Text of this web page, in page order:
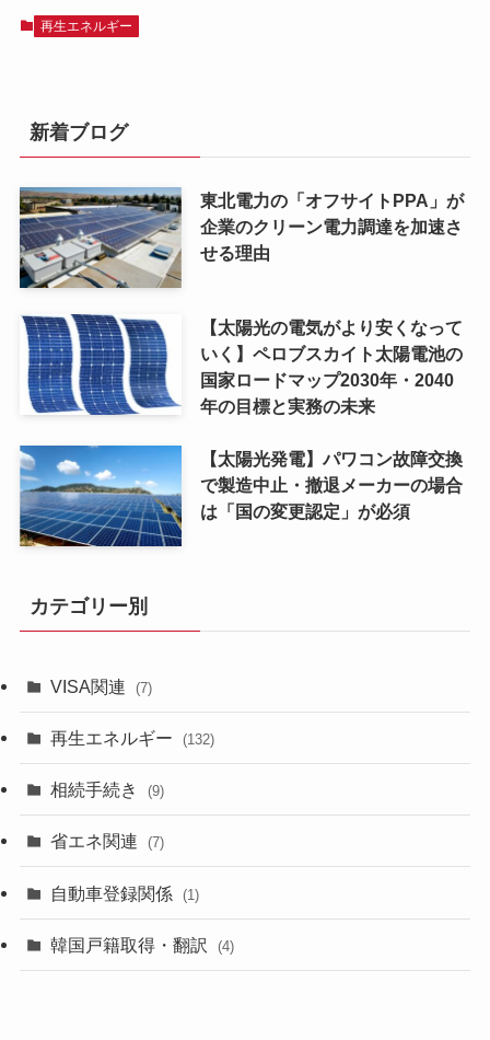
再生エネルギー
新着ブログ
東北電力の「オフサイトPPA」が
企業のクリーン電力調達を加速さ
せる理由
【太陽光の電気がより安くなって
いく】ペロブスカイト太陽電池の
国家ロードマップ2030年・2040
年の目標と実務の未来
【太陽光発電】パワコン故障交換
で製造中止・撤退メーカーの場合
は「国の変更認定」が必須
カテゴリー別
VISA関連 (7)
再生エネルギー (132)
相続手続き (9)
省エネ関連 (7)
自動車登録関係 (1)
韓国戸籍取得・翻訳 (4)